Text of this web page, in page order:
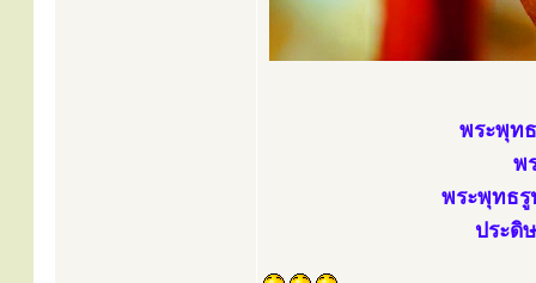
พระพุท
พ
พระพุทธรู
ประดิ